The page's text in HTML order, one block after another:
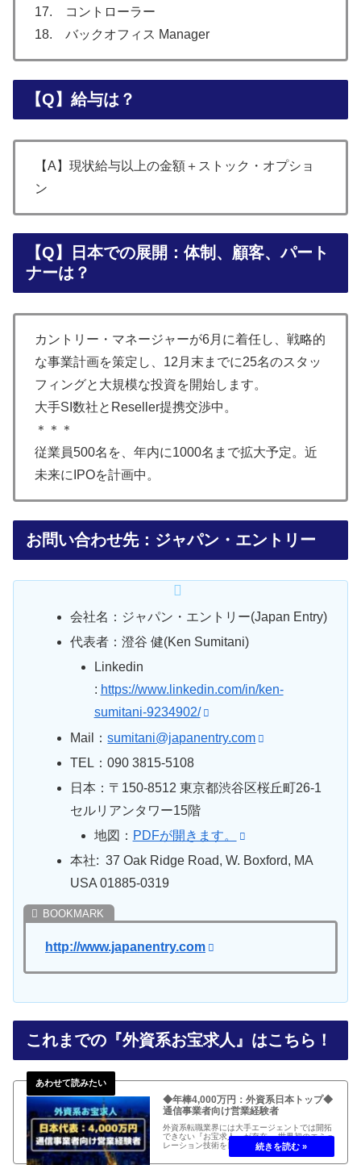
17. コントローラー
18. バックオフィス Manager
【Q】給与は？
【A】現状給与以上の金額＋ストック・オプショ
ン
【Q】日本での展開：体制、顧客、パート
ナーは？
カントリー・マネージャーが6月に着任し、戦略的
な事業計画を策定し、12月末までに25名のスタッ
フィングと大規模な投資を開始します。
大手SI数社とReseller提携交渉中。
＊＊＊
従業員500名を、年内に1000名まで拡大予定。近
未来にIPOを計画中。
お問い合わせ先：ジャパン・エントリー
会社名：ジャパン・エントリー(Japan Entry)
代表者：澄谷 健(Ken Sumitani)
Linkedin
: https://www.linkedin.com/in/ken-
sumitani-9234902/
Mail：sumitani@japanentry.com
TEL：090 3815-5108
日本：〒150-8512 東京都渋谷区桜丘町26-1
セルリアンタワー15階
地図： PDFが開きます。
本社: 37 Oak Ridge Road, W. Boxford, MA
USA 01885-0319
http://www.japanentry.com
これまでの『外資系お宝求人』はこちら！
◆年棒4,000万円：外資系日本トップ◆
通信事業者向け営業経験者
外資系転職業界には大手エージェントでは開拓
できない『お宝求人』が存在。 世界初のエミュ
レーション技術を日本の大手通信業者に営業活
動をドライブ。 募集のカントリーマネージャー